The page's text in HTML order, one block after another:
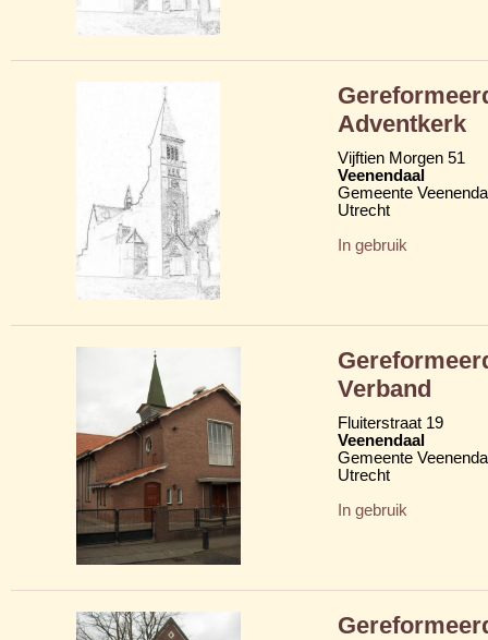
Adventkerk
Vijftien Morgen 51
Veenendaal
Gemeente
Utrecht
In gebruik
Verband
Fluiterstraat 19
Veenendaal
Gemeente
Utrecht
In gebruik